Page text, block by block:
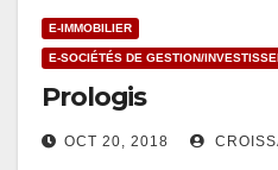
E-IMMOBILIER
E-SOCIÉTÉS DE GESTION/
Prologis
OCT 20, 2018